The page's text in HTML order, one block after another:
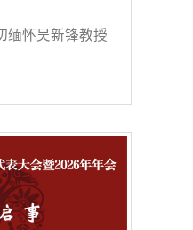
缅怀吴新锋教授